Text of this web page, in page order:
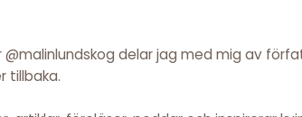
@malinlundskog delar jag med mig av
tillbaka.